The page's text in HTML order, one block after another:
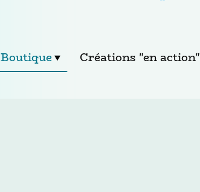
Boutique Créations "en action"